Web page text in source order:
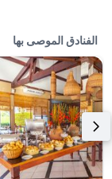
الفنادق الموصى بها